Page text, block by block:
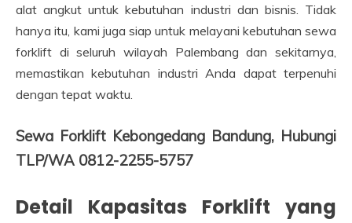
alat angkut untuk kebutuhan industri dan bisnis. Tidak
hanya itu, kami juga siap untuk melayani kebutuhan sewa
forklift di seluruh wilayah Palembang dan sekitarnya,
memastikan kebutuhan industri Anda dapat terpenuhi
dengan tepat waktu.
Sewa Forklift Kebongedang Bandung, Hubungi
TLP/WA 0812-2255-5757
Detail Kapasitas Forklift yang